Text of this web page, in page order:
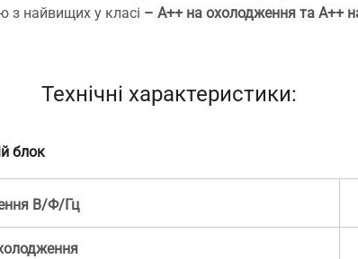
з найвищих у класі – А++ на охолодження та А++
Технічні характеристики:
блок
В/Ф/Гц